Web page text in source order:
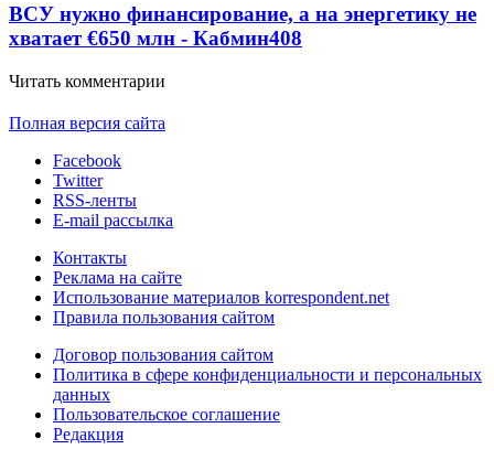
ВСУ нужно финансирование, а на энергетику не
хватает €650 млн - Кабмин408
Читать комментарии
Полная версия сайта
Facebook
Twitter
RSS-ленты
E-mail рассылка
Контакты
Реклама на сайте
Использование материалов korrespondent.net
Правила пользования сайтом
Договор пользования сайтом
Политика в сфере конфиденциальности и персональных
данных
Пользовательское соглашение
Редакция